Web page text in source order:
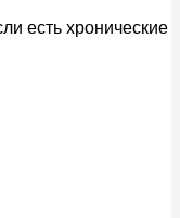
есть хронические